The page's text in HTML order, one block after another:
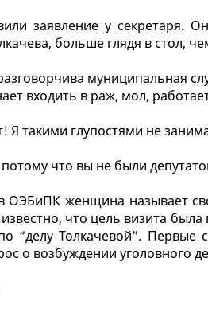
заявление у секретаря.
больше глядя в стол,
муниципальная
входить в раж, мол,
Я такими глупостями не
что вы не были
ОЭБиПК женщина называет
что цель визита
“делу Толкачевой”. Первые
о возбуждении уголовного